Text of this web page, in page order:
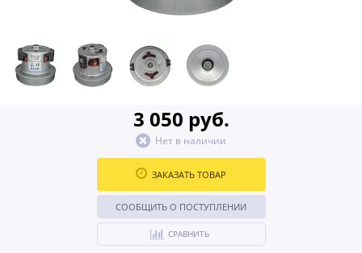
3 050 руб.
Нет в наличии
ЗАКАЗАТЬ ТОВАР
СООБЩИТЬ О ПОСТУПЛЕНИИ
СРАВНИТЬ